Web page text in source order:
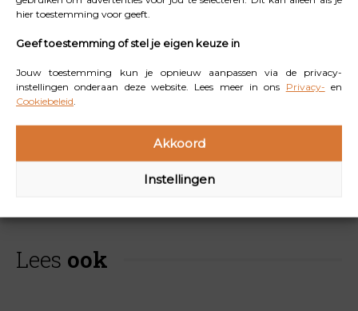
hier toestemming voor geeft.
Geef toestemming of stel je eigen keuze in
Jouw toestemming kun je opnieuw aanpassen via de privacy-
instellingen onderaan deze website. Lees meer in ons Privacy- en
Cookiebeleid
Akkoord
Instellingen
ontbijt, tussendoor of na het sporten.
* Volgens de Voedselconsumptiepeiling 2019-2021 van
het RIVM
Lees ook